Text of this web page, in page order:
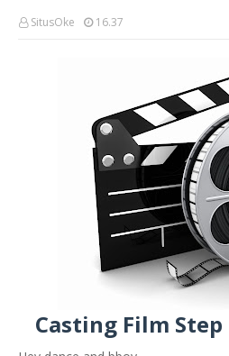
SitusOke 16.37
Casting Film